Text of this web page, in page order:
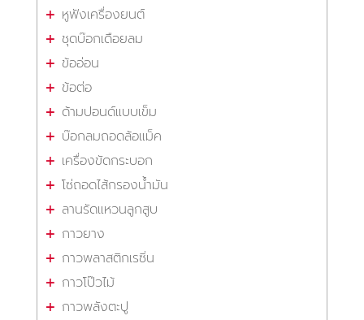
หูฟังเครื่องยนต์
ชุดบ๊อกเดือยลม
ข้ออ่อน
ข้อต่อ
ด้ามปอนด์แบบเข็ม
บ๊อกลมถอดล้อแม็ค
เครื่องขัดกระบอก
โซ่ถอดไส้กรองน้ำมัน
ลานรัดแหวนลูกสูบ
กาวยาง
กาวพลาสติกเรซิ่น
กาวโป๊วไม้
กาวพลังตะปู